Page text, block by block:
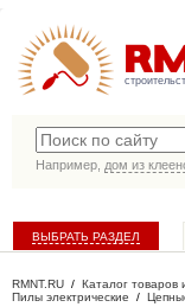
Например, дом из
ВЫБРАТЬ РАЗДЕЛ
RMNT.RU / Каталог товаров
Пилы электрические /